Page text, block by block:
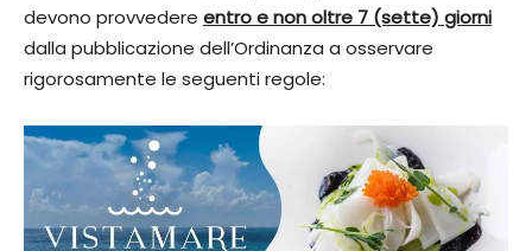
devono provvedere entro e non oltre 7 (sette) giorni
dalla pubblicazione dell’Ordinanza a osservare
rigorosamente le seguenti regole: